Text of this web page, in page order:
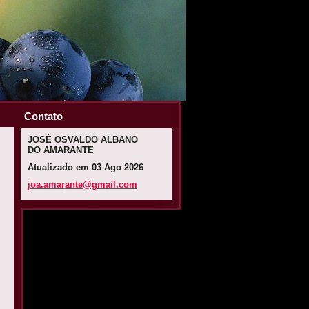
Contato
JOSÉ OSVALDO ALBANO
DO AMARANTE
Atualizado em 03 Ago 2026
joa.amarante@gmail.com